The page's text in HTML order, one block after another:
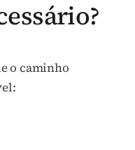
o caminho